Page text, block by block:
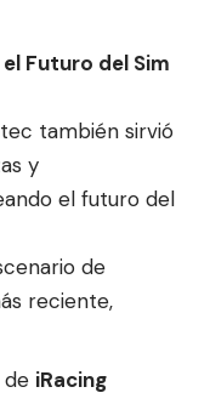
Futuro del Sim
también sirvió
y
el futuro del
de
reciente,
de iRacing